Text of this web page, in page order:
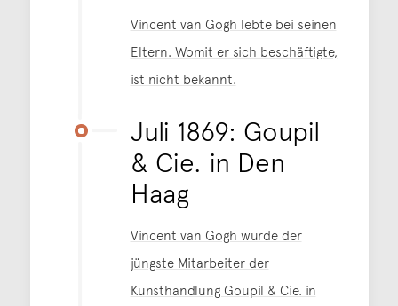
Vincent van Gogh lebte bei seinen
Eltern. Womit er sich beschäftigte,
ist nicht bekannt.
Juli 1869: Goupil
& Cie. in Den
Haag
Vincent van Gogh wurde der
jüngste Mitarbeiter der
Kunsthandlung Goupil & Cie. in